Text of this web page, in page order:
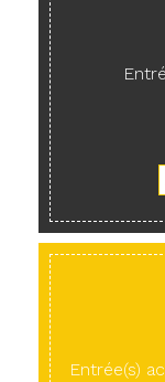
Entrée(s)